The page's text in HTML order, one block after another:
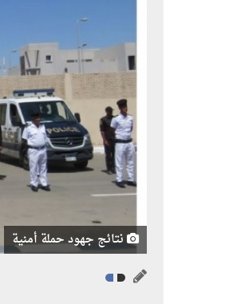
نتائج جهود حملة أمنية